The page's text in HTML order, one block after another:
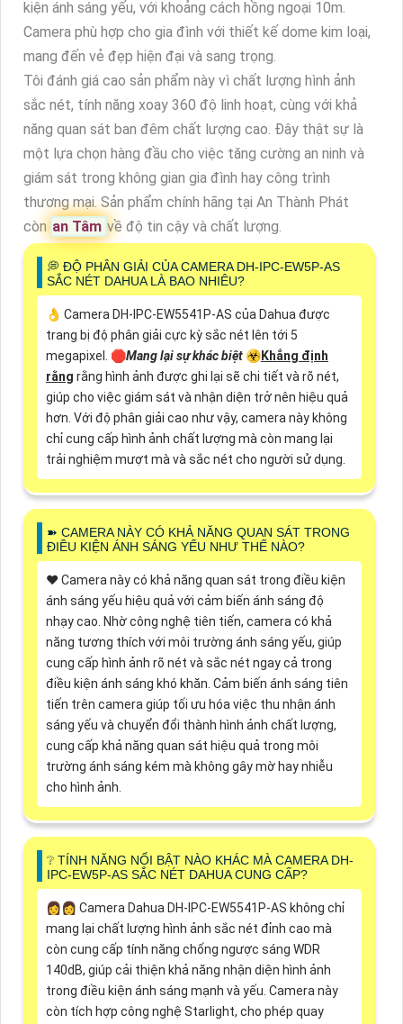
kiện ánh sáng yếu, với khoảng cách hồng ngoại 10m.
Camera phù hợp cho gia đình với thiết kế dome kim loại,
mang đến vẻ đẹp hiện đại và sang trọng.
Tôi đánh giá cao sản phẩm này vì chất lượng hình ảnh
sắc nét, tính năng xoay 360 độ linh hoạt, cùng với khả
năng quan sát ban đêm chất lượng cao. Đây thật sự là
một lựa chọn hàng đầu cho việc tăng cường an ninh và
giám sát trong không gian gia đình hay công trình
thương mại. Sản phẩm chính hãng tại An Thành Phát
còn an Tâm về độ tin cậy và chất lượng.
️💭 ĐỘ PHÂN GIẢI CỦA CAMERA DH-IPC-EW5P-AS
SẮC NÉT DAHUA LÀ BAO NHIÊU?
👌 Camera DH-IPC-EW5541P-AS của Dahua được
trang bị độ phân giải cực kỳ sắc nét lên tới 5
megapixel. 🛑Mang lại sự khác biệt ☣️Khẳng định
rằng rằng hình ảnh được ghi lại sẽ chi tiết và rõ nét,
giúp cho việc giám sát và nhận diện trở nên hiệu quả
hơn. Với độ phân giải cao như vậy, camera này không
chỉ cung cấp hình ảnh chất lượng mà còn mang lại
trải nghiệm mượt mà và sắc nét cho người sử dụng.
➽ CAMERA NÀY CÓ KHẢ NĂNG QUAN SÁT TRONG
ĐIỀU KIỆN ÁNH SÁNG YẾU NHƯ THẾ NÀO?
♥️ Camera này có khả năng quan sát trong điều kiện
ánh sáng yếu hiệu quả với cảm biến ánh sáng độ
nhạy cao. Nhờ công nghệ tiên tiến, camera có khả
năng tương thích với môi trường ánh sáng yếu, giúp
cung cấp hình ảnh rõ nét và sắc nét ngay cả trong
điều kiện ánh sáng khó khăn. Cảm biến ánh sáng tiên
tiến trên camera giúp tối ưu hóa việc thu nhận ánh
sáng yếu và chuyển đổi thành hình ảnh chất lượng,
cung cấp khả năng quan sát hiệu quả trong môi
trường ánh sáng kém mà không gây mờ hay nhiễu
cho hình ảnh.
❔ TÍNH NĂNG NỔI BẬT NÀO KHÁC MÀ CAMERA DH-
IPC-EW5P-AS SẮC NÉT DAHUA CUNG CẤP?
️👩‍👩 Camera Dahua DH-IPC-EW5541P-AS không chỉ
mang lại chất lượng hình ảnh sắc nét đỉnh cao mà
còn cung cấp tính năng chống ngược sáng WDR
140dB, giúp cải thiện khả năng nhận diện hình ảnh
trong điều kiện ánh sáng mạnh và yếu. Camera này
còn tích hợp công nghệ Starlight, cho phép quay